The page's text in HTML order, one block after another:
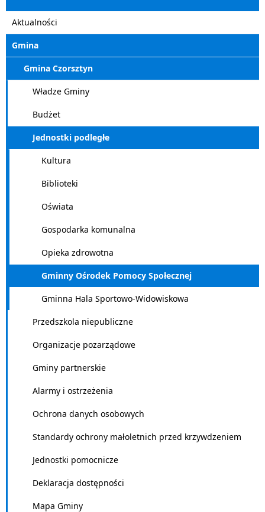
Aktualności
Gmina
Gmina Czorsztyn
Władze Gminy
Budżet
Jednostki podległe
Kultura
Biblioteki
Oświata
Gospodarka komunalna
Opieka zdrowotna
Gminny Ośrodek Pomocy Społecznej
Gminna Hala Sportowo-Widowiskowa
Przedszkola niepubliczne
Organizacje pozarządowe
Gminy partnerskie
Alarmy i ostrzeżenia
Ochrona danych osobowych
Standardy ochrony małoletnich przed krzywdzeniem
Jednostki pomocnicze
Deklaracja dostępności
Mapa Gminy